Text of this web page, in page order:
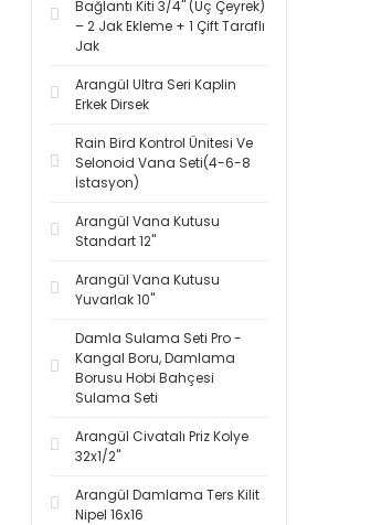
Bağlantı Kiti 3/4'' (Üç Çeyrek)
– 2 Jak Ekleme + 1 Çift Taraflı
Jak
Arangül Ultra Seri Kaplin
Erkek Dirsek
Rain Bird Kontrol Ünitesi Ve
Selonoid Vana Seti(4-6-8
İstasyon)
Arangül Vana Kutusu
Standart 12''
Arangül Vana Kutusu
Yuvarlak 10''
Damla Sulama Seti Pro -
Kangal Boru, Damlama
Borusu Hobi Bahçesi
Sulama Seti
Arangül Civatalı Priz Kolye
32x1/2''
Arangül Damlama Ters Kilit
Nipel 16x16